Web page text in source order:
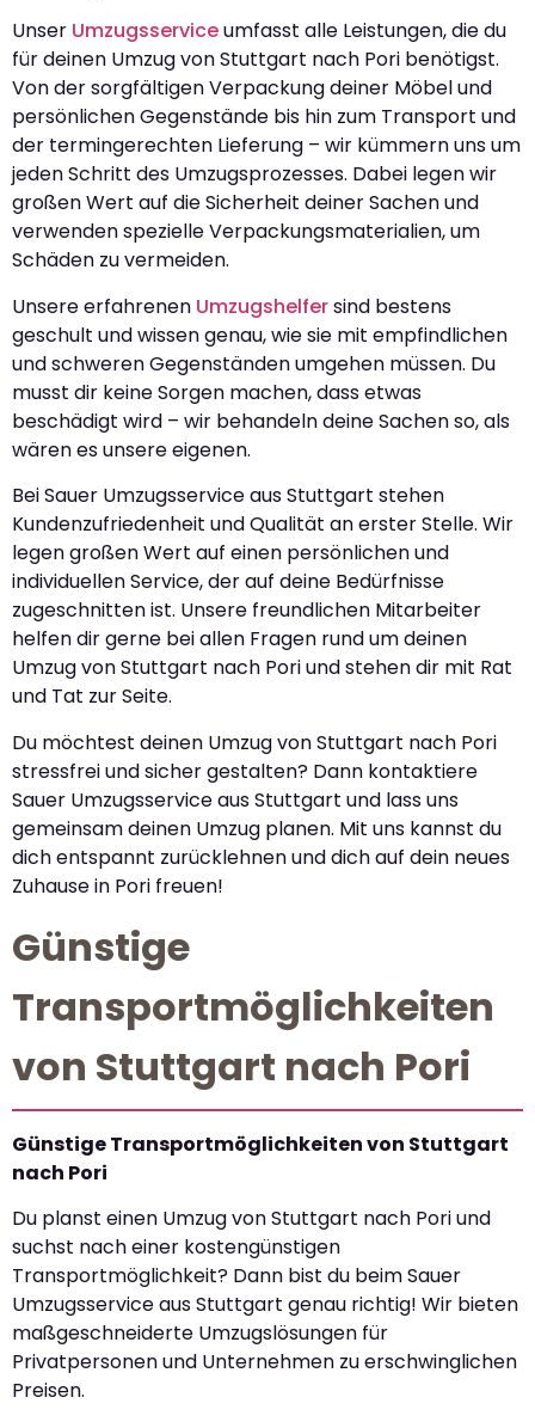
Unser Umzugsserviceumfasst alle Leistungen, die du
für deinen Umzug von Stuttgart nach Pori benötigst.
Von der sorgfältigen Verpackung deiner Möbel und
persönlichen Gegenstände bis hin zum Transport und
der termingerechten Lieferung – wir kümmern uns um
jeden Schritt des Umzugsprozesses. Dabei legen wir
großen Wert auf die Sicherheit deiner Sachen und
verwenden spezielle Verpackungsmaterialien, um
Schäden zu vermeiden.
Unsere erfahrenen Umzugshelfersind bestens
geschult und wissen genau, wie sie mit empfindlichen
und schweren Gegenständen umgehen müssen. Du
musst dir keine Sorgen machen, dass etwas
beschädigt wird – wir behandeln deine Sachen so, als
wären es unsere eigenen.
Bei Sauer Umzugsservice aus Stuttgart stehen
Kundenzufriedenheit und Qualität an erster Stelle. Wir
legen großen Wert auf einen persönlichen und
individuellen Service, der auf deine Bedürfnisse
zugeschnitten ist. Unsere freundlichen Mitarbeiter
helfen dir gerne bei allen Fragen rund um deinen
Umzug von Stuttgart nach Pori und stehen dir mit Rat
und Tat zur Seite.
Du möchtest deinen Umzug von Stuttgart nach Pori
stressfrei und sicher gestalten? Dann kontaktiere
Sauer Umzugsservice aus Stuttgart und lass uns
gemeinsam deinen Umzug planen. Mit uns kannst du
dich entspannt zurücklehnen und dich auf dein neues
Zuhause in Pori freuen!
Günstige
Transportmöglichkeiten
von Stuttgart nach Pori
Günstige Transportmöglichkeiten von Stuttgart
nach Pori
Du planst einen Umzug von Stuttgart nach Pori und
suchst nach einer kostengünstigen
Transportmöglichkeit? Dann bist du beim Sauer
Umzugsservice aus Stuttgart genau richtig! Wir bieten
maßgeschneiderte Umzugslösungen für
Privatpersonen und Unternehmen zu erschwinglichen
Preisen.